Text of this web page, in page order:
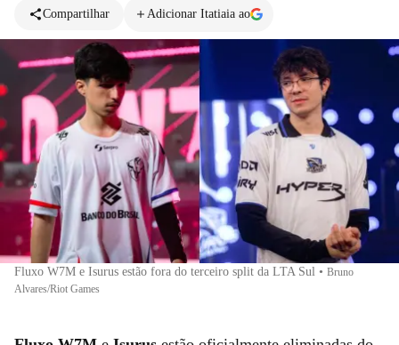
Compartilhar
Adicionar Itatiaia ao
Fluxo W7M e Isurus estão fora do terceiro split da LTA Sul • Bruno
Alvares/Riot Games